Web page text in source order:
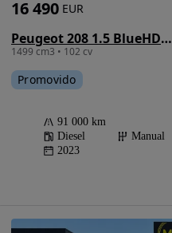
Peugeot 208 1.5 BlueHDi Active Pack
1499 cm3 • 102 cv
16 490 EUR
Promovido
91 000 km
Diesel
Manual
2023